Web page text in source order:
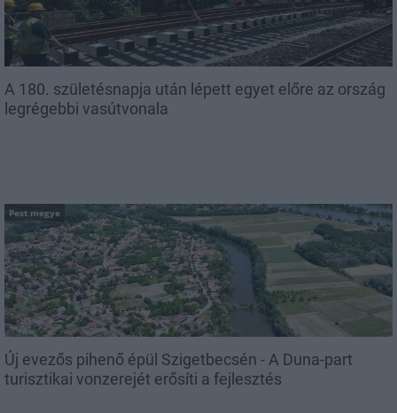
A 180. születésnapja után lépett egyet előre az ország
legrégebbi vasútvonala
Pest megye
Új evezős pihenő épül Szigetbecsén - A Duna-part
turisztikai vonzerejét erősíti a fejlesztés